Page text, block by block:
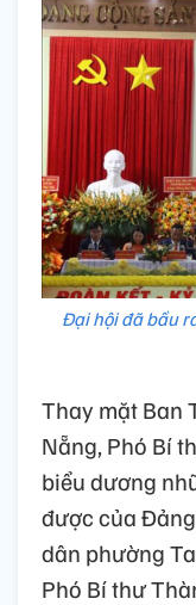
Đại hội đã bầu
Thay mặt Ban
Nẵng, Phó Bí
biểu dương
được của
dân phường
Phó Bí thư